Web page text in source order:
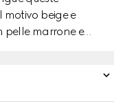
beige e
pelle marrone e